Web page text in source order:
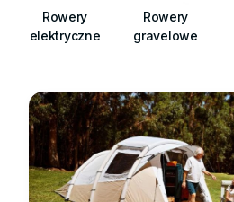
Rowery
elektryczne
Rowery
gravelowe